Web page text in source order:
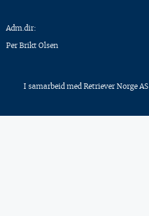
Adm.dir:
Per Brikt Olsen
I samarbeid med Retriever Norge AS